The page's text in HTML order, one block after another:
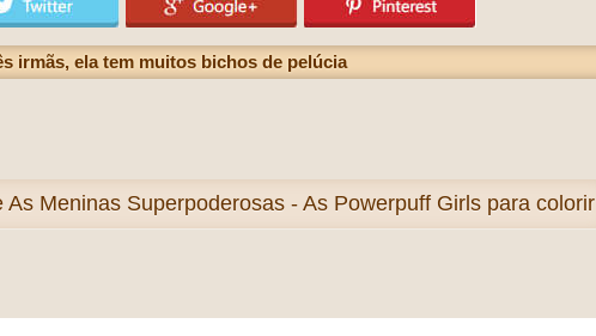
irmãs, ela tem muitos bichos de pelúcia
As Meninas Superpoderosas - As Powerpuff Girls para colorir